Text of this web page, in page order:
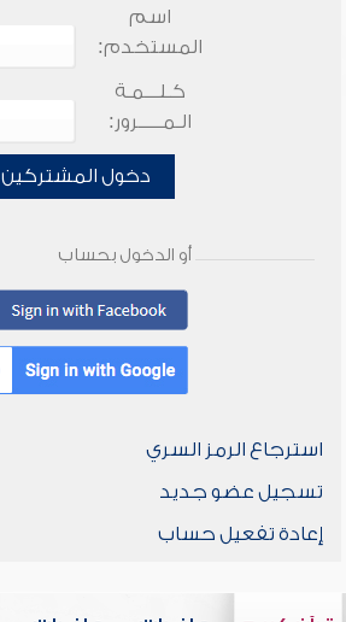
اسم
المستخدم:
كـلـــمـة
الـمـــــرور:
دخول المشتركين
أو الدخول بحساب
استرجاع الرمز السري
تسجيل عضو جديد
إعادة تفعيل حساب